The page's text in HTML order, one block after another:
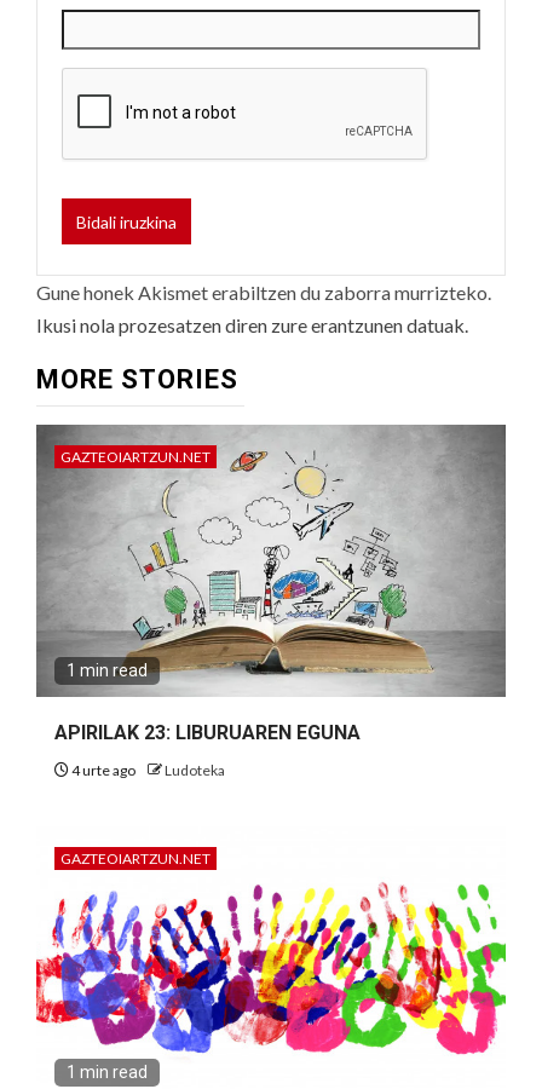
Gune honek Akismet erabiltzen du zaborra murrizteko.
Ikusi nola prozesatzen diren zure erantzunen datuak.
MORE STORIES
GAZTEOIARTZUN.NET
1 min read
APIRILAK 23: LIBURUAREN EGUNA
4 urte ago Ludoteka
GAZTEOIARTZUN.NET
1 min read